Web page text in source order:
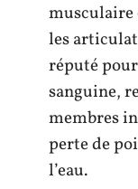
musculaire
les
réputé
sanguine,
membres
perte de
l’eau.